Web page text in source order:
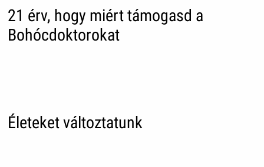
21 érv, hogy miért támogasd a
Bohócdoktorokat
Életeket változtatunk